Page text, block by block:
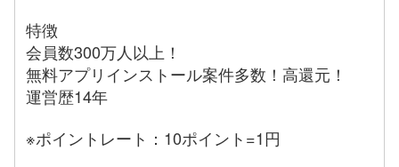
特徴
会員数300万人以上！
無料アプリインストール案件多数！高還元！
運営歴14年
※ポイントレート：10ポイント=1円